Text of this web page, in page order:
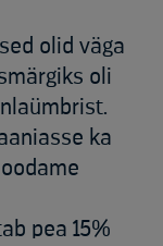
olid väga
oli
ka
pea 15%